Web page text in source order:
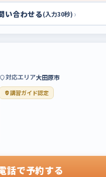
い合わせる(入力30秒) ›
対応エリア大田原市
講習ガイド認定
話で予約する